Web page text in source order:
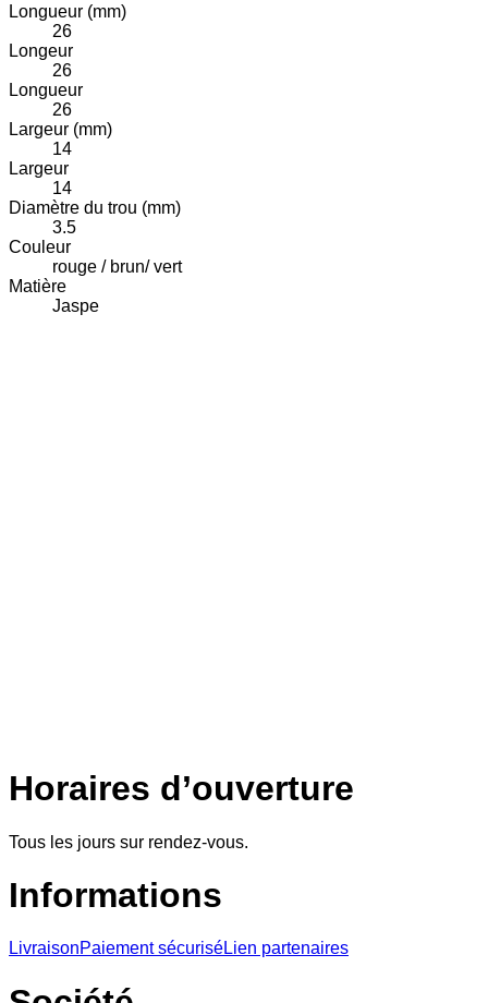
Longueur (mm)
26
Longeur
26
Longueur
26
Largeur (mm)
14
Largeur
14
Diamètre du trou (mm)
3.5
Couleur
rouge / brun/ vert
Matière
Jaspe
Horaires d’ouverture
Tous les jours sur rendez-vous.
Informations
LivraisonPaiement sécuriséLien partenaires